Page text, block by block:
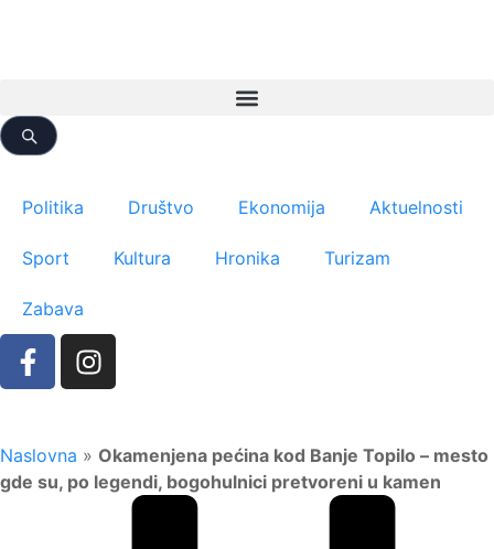
Politika Društvo Ekonomija Aktuelnosti
Sport Kultura Hronika Turizam
Zabava
Naslovna » Okamenjena pećina kod Banje Topilo – mesto
gde su, po legendi, bogohulnici pretvoreni u kamen